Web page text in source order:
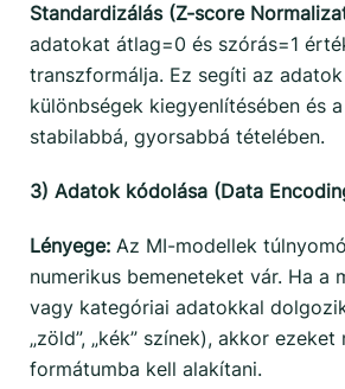
Standardizálás (Z-score
adatokat átlag=0 és szórás=1
transzformálja. Ez segíti az
különbségek kiegyenlítésében és
stabilabbá, gyorsabbá tételében.
3) Adatok kódolása (Data
Lényege: Az MI-modellek
numerikus bemeneteket vár. Ha a
vagy kategóriai adatokkal
„zöld”, „kék” színek), akkor ezeket
formátumba kell alakítani.